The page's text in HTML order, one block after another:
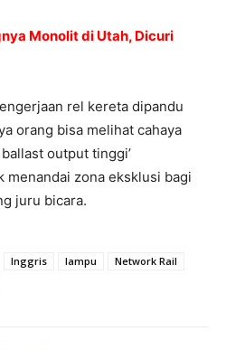
Monolit di Utah, Dicuri
rel kereta dipandu
orang bisa melihat cahaya
output tinggi’
menandai zona eksklusi bagi
juru bicara.
Inggris lampu
Network Rail